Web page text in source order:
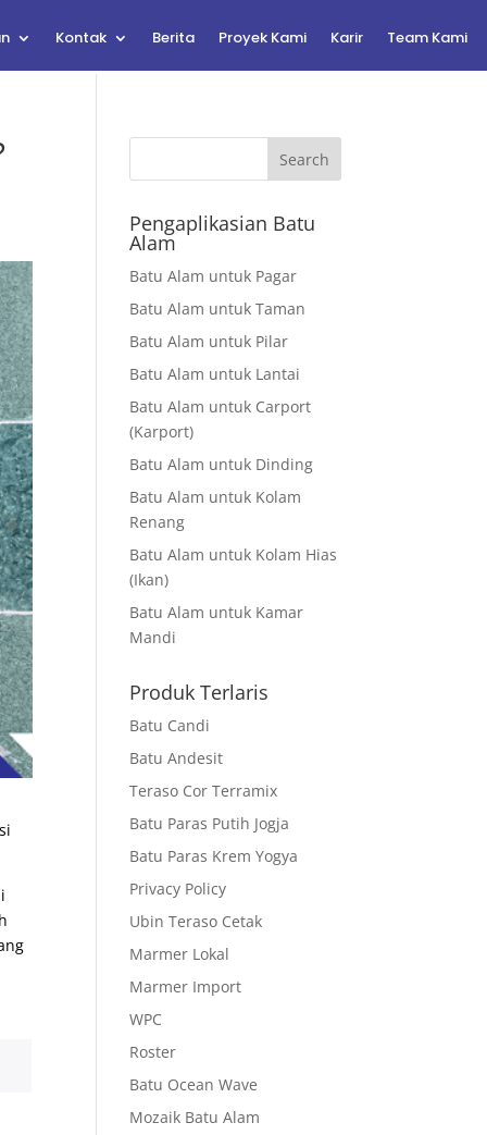
Kontak Berita Proyek Kami Karir Team Kami
Search
Pengaplikasian Batu
Alam
Batu Alam untuk Pagar
Batu Alam untuk Taman
Batu Alam untuk Pilar
Batu Alam untuk Lantai
Batu Alam untuk Carport
(Karport)
Batu Alam untuk Dinding
Batu Alam untuk Kolam
Renang
Batu Alam untuk Kolam Hias
(Ikan)
Batu Alam untuk Kamar
Mandi
Produk Terlaris
Batu Candi
Batu Andesit
Teraso Cor Terramix
Batu Paras Putih Jogja
Batu Paras Krem Yogya
Privacy Policy
Ubin Teraso Cetak
Marmer Lokal
Marmer Import
WPC
Roster
Batu Ocean Wave
Mozaik Batu Alam